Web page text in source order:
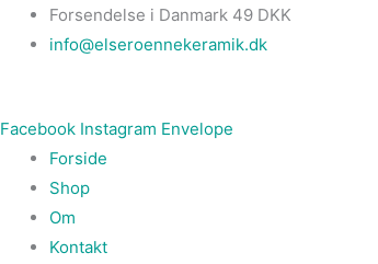
Forsendelse i Danmark 49 DKK
info@elseroennekeramik.dk
Facebook Instagram Envelope
Main
Menu
Forside
Shop
Om
Kontakt
Skulptur
med
antal